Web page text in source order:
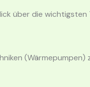
über die wichtigsten